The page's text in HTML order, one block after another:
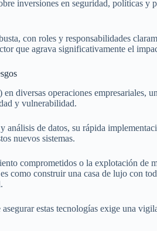
inversiones en seguridad, políticas y
con roles y responsabilidades
que agrava significativamente el
diversas operaciones empresariales,
y vulnerabilidad.
de datos, su rápida
nuevos sistemas.
comprometidos o la explotación de
como construir una casa de lujo con
estas tecnologías exige una